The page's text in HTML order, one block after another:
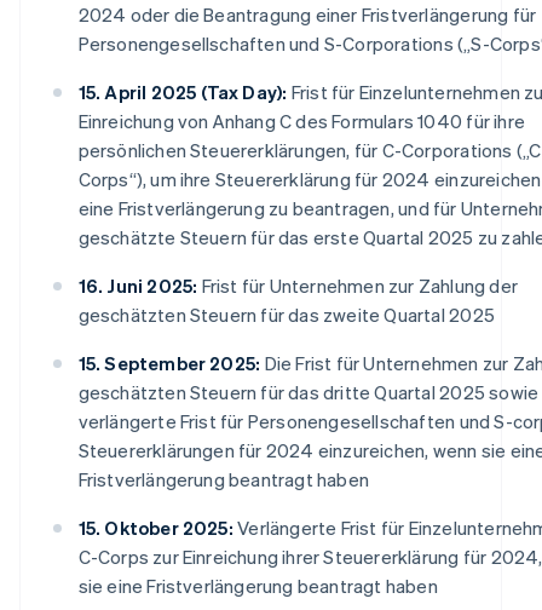
2024 oder die Beantragung einer Fristverlängerung für
Personengesellschaften und S-Corporations („S-
15. April 2025 (Tax Day): Frist für Einzelunternehmen
Einreichung von Anhang C des Formulars 1040 für ihre
persönlichen Steuererklärungen, für C-Corporations
Corps“), um ihre Steuererklärung für 2024
eine Fristverlängerung zu beantragen, und für
geschätzte Steuern für das erste Quartal 2025 zu
16. Juni 2025: Frist für Unternehmen zur Zahlung der
geschätzten Steuern für das zweite Quartal 2025
15. September 2025: Die Frist für Unternehmen zur
geschätzten Steuern für das dritte Quartal 2025 sowie
verlängerte Frist für Personengesellschaften und S-
Steuererklärungen für 2024 einzureichen, wenn sie
Fristverlängerung beantragt haben
15. Oktober 2025: Verlängerte Frist für
C-Corps zur Einreichung ihrer Steuererklärung für
sie eine Fristverlängerung beantragt haben